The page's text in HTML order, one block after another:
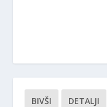
BIVŠI DETALJI